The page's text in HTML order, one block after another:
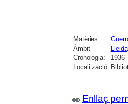
Matèries:
Àmbit:
Cronologia:
1936
Localització:
Enllaç